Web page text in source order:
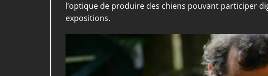
l’optique de produire des chiens pouvant participer
expositions.